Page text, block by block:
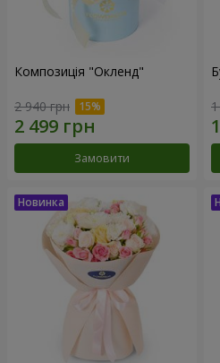
Композиція "Окленд"
2 940 грн
Замовити